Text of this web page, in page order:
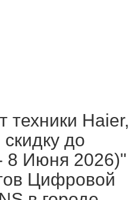
техники Haier,
до
8 Июня 2026)"
Цифровой